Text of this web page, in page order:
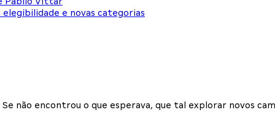
e novas categorias
Se não encontrou o que esperava, que tal explorar novos